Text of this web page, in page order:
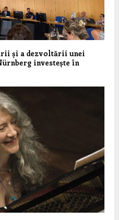
și a dezvoltării unei
investește în